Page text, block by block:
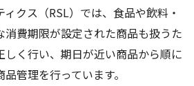
クス（RSL）では、食品や飲料・
消費期限が設定された商品も扱うた
しく行い、期日が近い商品から順に
管理を行っています。